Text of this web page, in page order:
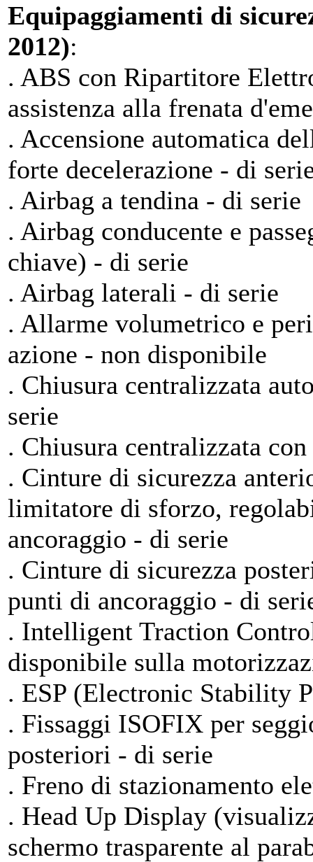
Equipaggiamenti di
2012):
. ABS con Ripartitore
assistenza alla frenata
. Accensione automatica
forte decelerazione - di
. Airbag a tendina - di serie
. Airbag conducente e
chiave) - di serie
. Airbag laterali - di serie
. Allarme volumetrico e
azione - non disponibile
. Chiusura centralizzata
serie
. Chiusura centralizzata
. Cinture di sicurezza
limitatore di sforzo,
ancoraggio - di serie
. Cinture di sicurezza
punti di ancoraggio - di
. Intelligent Traction
disponibile sulla
. ESP (Electronic Stability
. Fissaggi ISOFIX per
posteriori - di serie
. Freno di stazionamento
. Head Up Display
schermo trasparente al